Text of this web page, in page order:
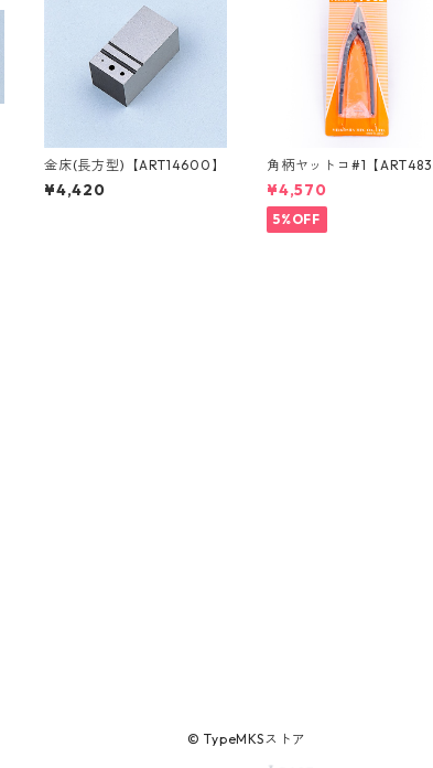
金床(長方型)【ART14600】
¥4,420
角柄ヤットコ#1【
0】
¥4,570
5%OFF
© TypeMKSストア